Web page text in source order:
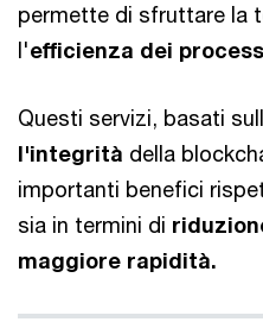
permette di sfruttare la
l'efficienza dei
Questi servizi, basati
l'integrità della
importanti benefici
sia in termini di
maggiore rapidità.